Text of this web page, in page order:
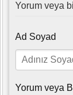
Yorum veya
Ad Soyad
Yorum veya